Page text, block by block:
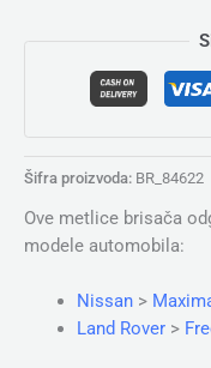
Šifra proizvoda: BR_84622
Ove metlice brisača
modele automobila:
Nissan>
Land Rover>